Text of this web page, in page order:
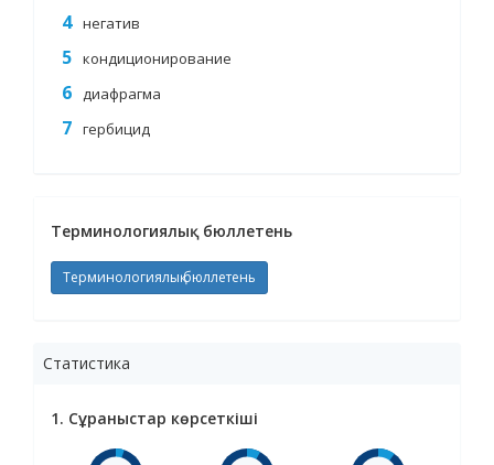
негатив
кондиционирование
диафрагма
гербицид
Терминологиялық бюллетень
Терминологиялық бюллетень
Статистика
1. Сұраныстар көрсеткіші